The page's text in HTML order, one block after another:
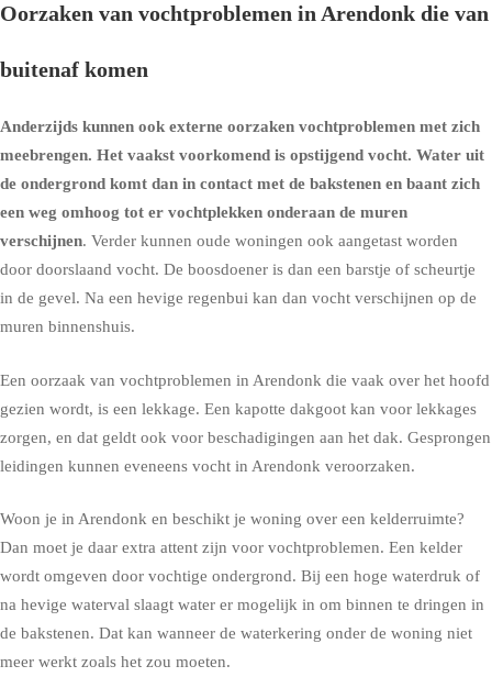
Oorzaken van vochtproblemen in Arendonk die van
buitenaf komen
Anderzijds kunnen ook externe oorzaken vochtproblemen met zich
meebrengen. Het vaakst voorkomend is opstijgend vocht. Water uit
de ondergrond komt dan in contact met de bakstenen en baant zich
een weg omhoog tot er vochtplekken onderaan de muren
verschijnen. Verder kunnen oude woningen ook aangetast worden
door doorslaand vocht. De boosdoener is dan een barstje of scheurtje
in de gevel. Na een hevige regenbui kan dan vocht verschijnen op de
muren binnenshuis.
Een oorzaak van vochtproblemen in Arendonk die vaak over het hoofd
gezien wordt, is een lekkage. Een kapotte dakgoot kan voor lekkages
zorgen, en dat geldt ook voor beschadigingen aan het dak. Gesprongen
leidingen kunnen eveneens vocht in Arendonk veroorzaken.
Woon je in Arendonk en beschikt je woning over een kelderruimte?
Dan moet je daar extra attent zijn voor vochtproblemen. Een kelder
wordt omgeven door vochtige ondergrond. Bij een hoge waterdruk of
na hevige waterval slaagt water er mogelijk in om binnen te dringen in
de bakstenen. Dat kan wanneer de waterkering onder de woning niet
meer werkt zoals het zou moeten.